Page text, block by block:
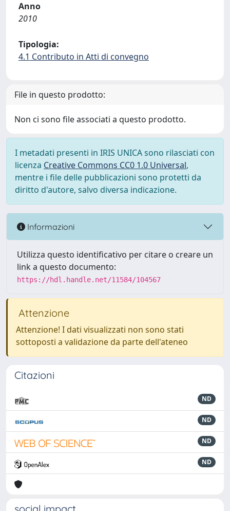
Anno
2010
Tipologia:
4.1 Contributo in Atti di convegno
File in questo prodotto:
Non ci sono file associati a questo prodotto.
I metadati presenti in IRIS UNICA sono rilasciati con
licenza Creative Commons CC0 1.0 Universal,
mentre i file delle pubblicazioni sono protetti da
diritto d'autore, salvo diversa indicazione.
Informazioni
Utilizza questo identificativo per citare o creare un
link a questo documento:
https://hdl.handle.net/11584/104567
Attenzione
Attenzione! I dati visualizzati non sono stati
sottoposti a validazione da parte dell'ateneo
Citazioni
ND
ND
ND
ND